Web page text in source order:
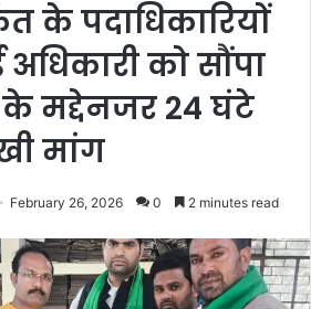
के पदाधिकारियों
को सौंपा
मद्देनजर 24 घंटे
मांग
February 26, 2026 0 2 minutes read